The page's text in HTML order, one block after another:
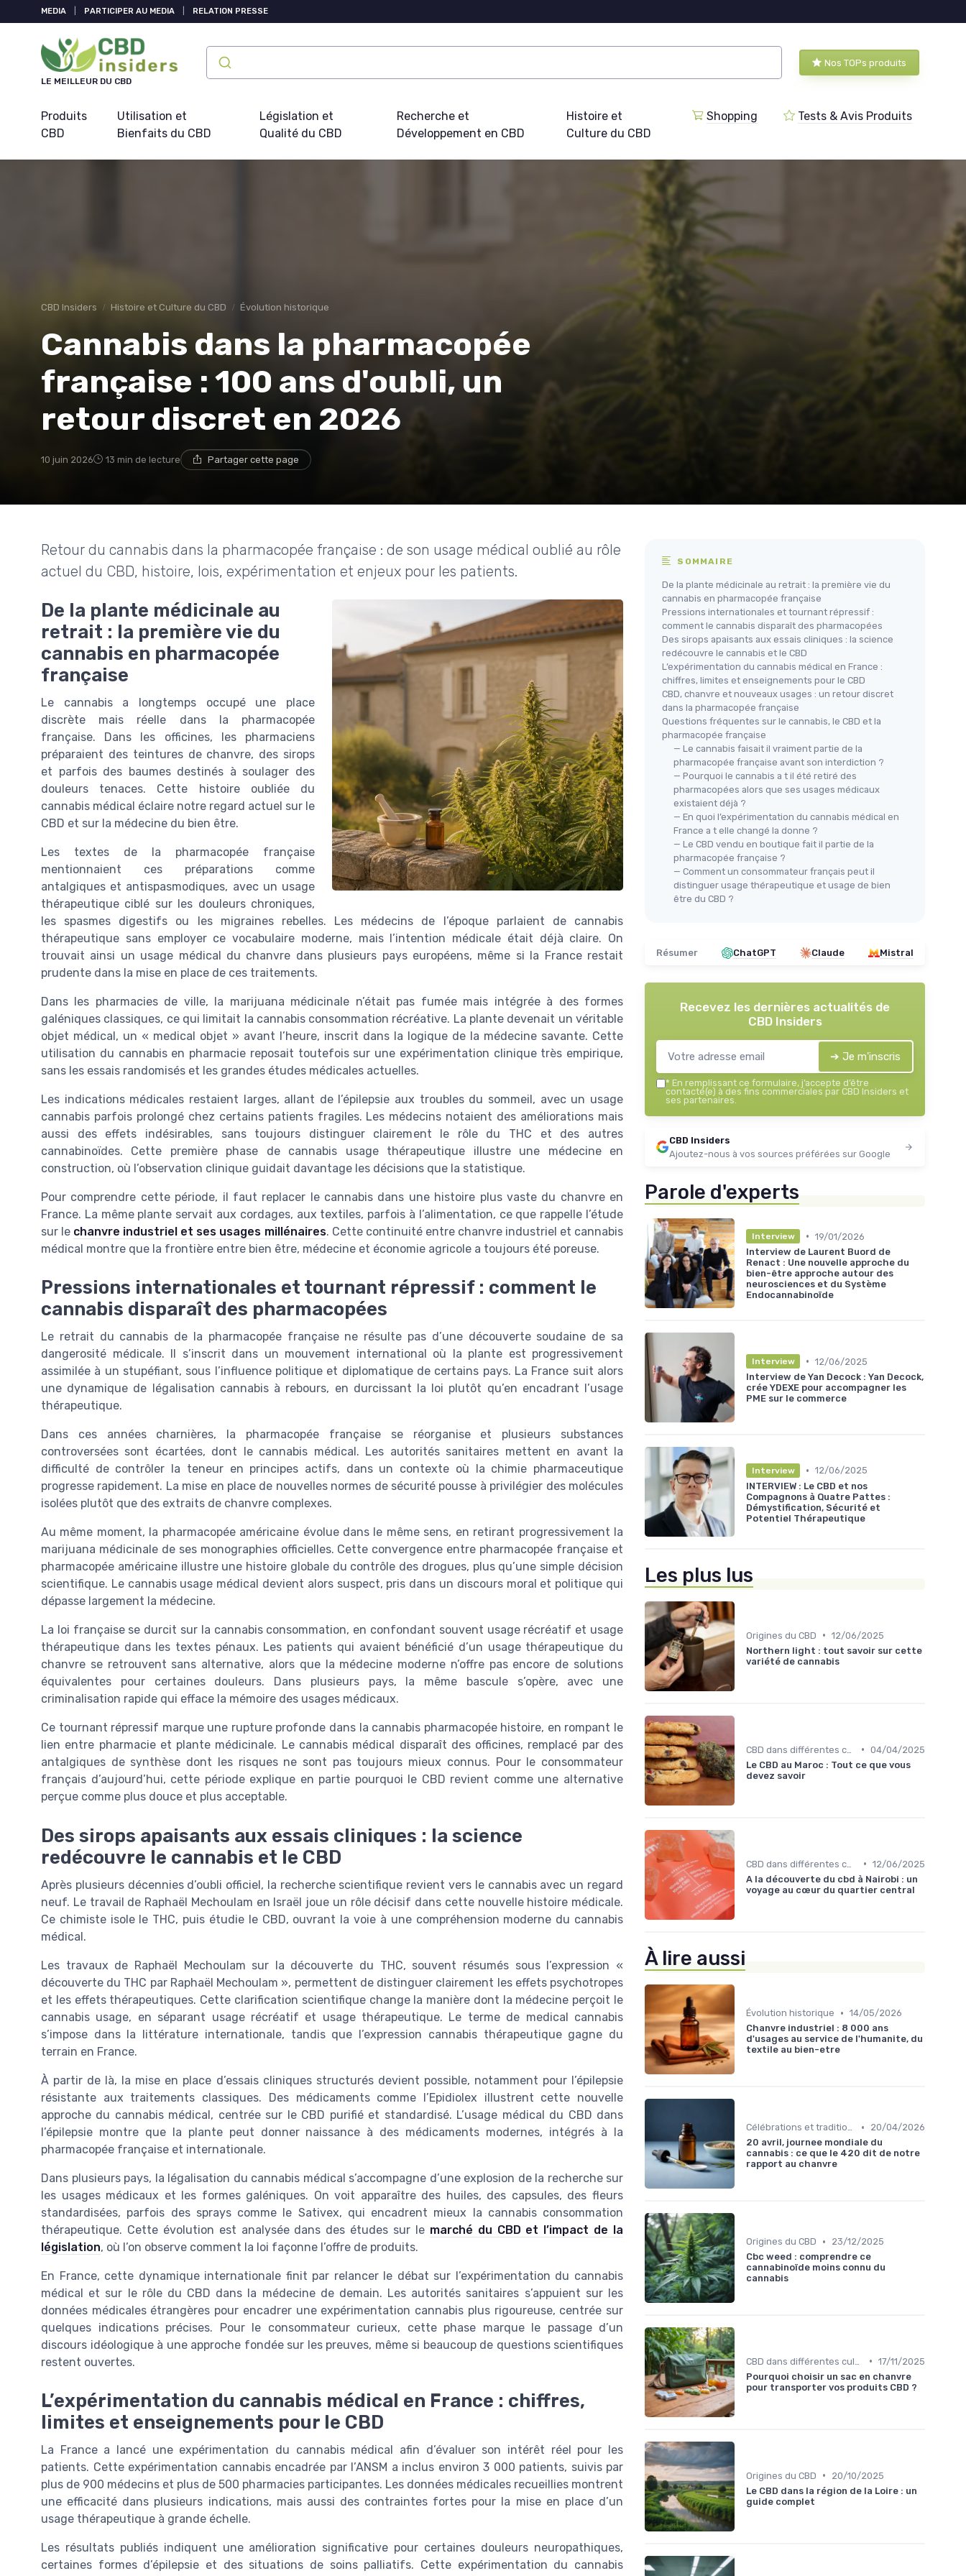
MEDIA PARTICIPER AU MEDIA RELATION PRESSE
LE MEILLEUR DU CBD
Nos TOPs produits
Produits
CBD
Utilisation et
Bienfaits du CBD
Législation et
Qualité du CBD
Recherche et
Développement en CBD
Histoire et
Culture du CBD
Shopping Tests & Avis Produits
CBD Insiders Histoire et Culture du CBD Évolution historique
Cannabis dans la pharmacopée
française : 100 ans d'oubli, un
retour discret en 2026
10 juin 2026 13 min de lecture Partager cette page
Retour du cannabis dans la pharmacopée française : de son usage médical oublié au rôle
actuel du CBD, histoire, lois, expérimentation et enjeux pour les patients.
De la plante médicinale au
retrait : la première vie du
cannabis en pharmacopée
française
Le cannabis a longtemps occupé une place
discrète mais réelle dans la pharmacopée
française. Dans les officines, les pharmaciens
préparaient des teintures de chanvre, des sirops
et parfois des baumes destinés à soulager des
douleurs tenaces. Cette histoire oubliée du
cannabis médical éclaire notre regard actuel sur le
CBD et sur la médecine du bien être.
Les textes de la pharmacopée française
mentionnaient ces préparations comme
antalgiques et antispasmodiques, avec un usage
thérapeutique ciblé sur les douleurs chroniques,
les spasmes digestifs ou les migraines rebelles. Les médecins de l’époque parlaient de cannabis
thérapeutique sans employer ce vocabulaire moderne, mais l’intention médicale était déjà claire. On
trouvait ainsi un usage médical du chanvre dans plusieurs pays européens, même si la France restait
prudente dans la mise en place de ces traitements.
Dans les pharmacies de ville, la marijuana médicinale n’était pas fumée mais intégrée à des formes
galéniques classiques, ce qui limitait la cannabis consommation récréative. La plante devenait un véritable
objet médical, un « medical objet » avant l’heure, inscrit dans la logique de la médecine savante. Cette
utilisation du cannabis en pharmacie reposait toutefois sur une expérimentation clinique très empirique,
sans les essais randomisés et les grandes études médicales actuelles.
Les indications médicales restaient larges, allant de l’épilepsie aux troubles du sommeil, avec un usage
cannabis parfois prolongé chez certains patients fragiles. Les médecins notaient des améliorations mais
aussi des effets indésirables, sans toujours distinguer clairement le rôle du THC et des autres
cannabinoïdes. Cette première phase de cannabis usage thérapeutique illustre une médecine en
construction, où l’observation clinique guidait davantage les décisions que la statistique.
Pour comprendre cette période, il faut replacer le cannabis dans une histoire plus vaste du chanvre en
France. La même plante servait aux cordages, aux textiles, parfois à l’alimentation, ce que rappelle l’étude
sur le chanvre industriel et ses usages millénaires. Cette continuité entre chanvre industriel et cannabis
médical montre que la frontière entre bien être, médecine et économie agricole a toujours été poreuse.
Pressions internationales et tournant répressif : comment le
cannabis disparaît des pharmacopées
Le retrait du cannabis de la pharmacopée française ne résulte pas d’une découverte soudaine de sa
dangerosité médicale. Il s’inscrit dans un mouvement international où la plante est progressivement
assimilée à un stupéfiant, sous l’influence politique et diplomatique de certains pays. La France suit alors
une dynamique de légalisation cannabis à rebours, en durcissant la loi plutôt qu’en encadrant l’usage
thérapeutique.
Dans ces années charnières, la pharmacopée française se réorganise et plusieurs substances
controversées sont écartées, dont le cannabis médical. Les autorités sanitaires mettent en avant la
difficulté de contrôler la teneur en principes actifs, dans un contexte où la chimie pharmaceutique
progresse rapidement. La mise en place de nouvelles normes de sécurité pousse à privilégier des molécules
isolées plutôt que des extraits de chanvre complexes.
Au même moment, la pharmacopée américaine évolue dans le même sens, en retirant progressivement la
marijuana médicinale de ses monographies officielles. Cette convergence entre pharmacopée française et
pharmacopée américaine illustre une histoire globale du contrôle des drogues, plus qu’une simple décision
scientifique. Le cannabis usage médical devient alors suspect, pris dans un discours moral et politique qui
dépasse largement la médecine.
La loi française se durcit sur la cannabis consommation, en confondant souvent usage récréatif et usage
thérapeutique dans les textes pénaux. Les patients qui avaient bénéficié d’un usage thérapeutique du
chanvre se retrouvent sans alternative, alors que la médecine moderne n’offre pas encore de solutions
équivalentes pour certaines douleurs. Dans plusieurs pays, la même bascule s’opère, avec une
criminalisation rapide qui efface la mémoire des usages médicaux.
Ce tournant répressif marque une rupture profonde dans la cannabis pharmacopée histoire, en rompant le
lien entre pharmacie et plante médicinale. Le cannabis médical disparaît des officines, remplacé par des
antalgiques de synthèse dont les risques ne sont pas toujours mieux connus. Pour le consommateur
français d’aujourd’hui, cette période explique en partie pourquoi le CBD revient comme une alternative
perçue comme plus douce et plus acceptable.
Des sirops apaisants aux essais cliniques : la science
redécouvre le cannabis et le CBD
Après plusieurs décennies d’oubli officiel, la recherche scientifique revient vers le cannabis avec un regard
neuf. Le travail de Raphaël Mechoulam en Israël joue un rôle décisif dans cette nouvelle histoire médicale.
Ce chimiste isole le THC, puis étudie le CBD, ouvrant la voie à une compréhension moderne du cannabis
médical.
Les travaux de Raphaël Mechoulam sur la découverte du THC, souvent résumés sous l’expression «
découverte du THC par Raphaël Mechoulam », permettent de distinguer clairement les effets psychotropes
et les effets thérapeutiques. Cette clarification scientifique change la manière dont la médecine perçoit le
cannabis usage, en séparant usage récréatif et usage thérapeutique. Le terme de medical cannabis
s’impose dans la littérature internationale, tandis que l’expression cannabis thérapeutique gagne du
terrain en France.
À partir de là, la mise en place d’essais cliniques structurés devient possible, notamment pour l’épilepsie
résistante aux traitements classiques. Des médicaments comme l’Epidiolex illustrent cette nouvelle
approche du cannabis médical, centrée sur le CBD purifié et standardisé. L’usage médical du CBD dans
l’épilepsie montre que la plante peut donner naissance à des médicaments modernes, intégrés à la
pharmacopée française et internationale.
Dans plusieurs pays, la légalisation du cannabis médical s’accompagne d’une explosion de la recherche sur
les usages médicaux et les formes galéniques. On voit apparaître des huiles, des capsules, des fleurs
standardisées, parfois des sprays comme le Sativex, qui encadrent mieux la cannabis consommation
thérapeutique. Cette évolution est analysée dans des études sur le marché du CBD et l’impact de la
législation, où l’on observe comment la loi façonne l’offre de produits.
En France, cette dynamique internationale finit par relancer le débat sur l’expérimentation du cannabis
médical et sur le rôle du CBD dans la médecine de demain. Les autorités sanitaires s’appuient sur les
données médicales étrangères pour encadrer une expérimentation cannabis plus rigoureuse, centrée sur
quelques indications précises. Pour le consommateur curieux, cette phase marque le passage d’un
discours idéologique à une approche fondée sur les preuves, même si beaucoup de questions scientifiques
restent ouvertes.
L’expérimentation du cannabis médical en France : chiffres,
limites et enseignements pour le CBD
La France a lancé une expérimentation du cannabis médical afin d’évaluer son intérêt réel pour les
patients. Cette expérimentation cannabis encadrée par l’ANSM a inclus environ 3 000 patients, suivis par
plus de 900 médecins et plus de 500 pharmacies participantes. Les données médicales recueillies montrent
une efficacité dans plusieurs indications, mais aussi des contraintes fortes pour la mise en place d’un
usage thérapeutique à grande échelle.
Les résultats publiés indiquent une amélioration significative pour certaines douleurs neuropathiques,
certaines formes d’épilepsie et des situations de soins palliatifs. Cette expérimentation du cannabis
SOMMAIRE
De la plante médicinale au retrait : la première vie du
cannabis en pharmacopée française
Pressions internationales et tournant répressif :
comment le cannabis disparaît des pharmacopées
Des sirops apaisants aux essais cliniques : la science
redécouvre le cannabis et le CBD
L’expérimentation du cannabis médical en France :
chiffres, limites et enseignements pour le CBD
CBD, chanvre et nouveaux usages : un retour discret
dans la pharmacopée française
Questions fréquentes sur le cannabis, le CBD et la
pharmacopée française
— Le cannabis faisait il vraiment partie de la
pharmacopée française avant son interdiction ?
— Pourquoi le cannabis a t il été retiré des
pharmacopées alors que ses usages médicaux
existaient déjà ?
— En quoi l’expérimentation du cannabis médical en
France a t elle changé la donne ?
— Le CBD vendu en boutique fait il partie de la
pharmacopée française ?
— Comment un consommateur français peut il
distinguer usage thérapeutique et usage de bien
être du CBD ?
Résumer ChatGPT Claude Mistral
Recevez les dernières actualités de
CBD Insiders
➔ Je m'inscris
* En remplissant ce formulaire, j’accepte d’être
contacté(e) à des fins commerciales par CBD Insiders et
ses partenaires.
CBD Insiders
Ajoutez-nous à vos sources préférées sur Google
Parole d'experts
Interview • 19/01/2026
Interview de Laurent Buord de
Renact : Une nouvelle approche du
bien-être approche autour des
neurosciences et du Système
Endocannabinoïde
Interview • 12/06/2025
Interview de Yan Decock : Yan Decock,
crée YDEXE pour accompagner les
PME sur le commerce
Interview • 12/06/2025
INTERVIEW : Le CBD et nos
Compagnons à Quatre Pattes :
Démystification, Sécurité et
Potentiel Thérapeutique
Les plus lus
Origines du CBD • 12/06/2025
Northern light : tout savoir sur cette
variété de cannabis
• 04/04/2025
Le CBD au Maroc : Tout ce que vous
devez savoir
• 12/06/2025
A la découverte du cbd à Nairobi : un
voyage au cœur du quartier central
À lire aussi
Évolution historique • 14/05/2026
Chanvre industriel : 8 000 ans
d'usages au service de l'humanite, du
textile au bien-etre
Célébrations et traditions •
20/04/2026
20 avril, journee mondiale du
cannabis : ce que le 420 dit de notre
rapport au chanvre
Origines du CBD •
23/12/2025
Cbc weed : comprendre ce
cannabinoïde moins connu du
cannabis
• 17/11/2025
Pourquoi choisir un sac en chanvre
pour transporter vos produits CBD ?
Origines du CBD •
20/10/2025
Le CBD dans la région de la Loire : un
guide complet
Panneau de gestion des cookies